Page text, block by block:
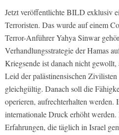
Jetzt veröffentlichte BILD exklusiv
Terroristen. Das wurde auf einem
Terror-Anführer Yahya Sinwar
Verhandlungsstrategie der Hamas
Kriegsende ist danach nicht
Leid der palästinensischen
gleichgültig. Danach soll die
operieren, aufrechterhalten werden.
internationale Druck erhöht
Erfahrungen, die täglich in Israel